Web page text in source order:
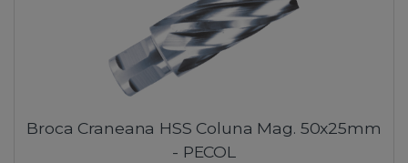
Broca Craneana HSS Coluna Mag. 50x25mm
- PECOL